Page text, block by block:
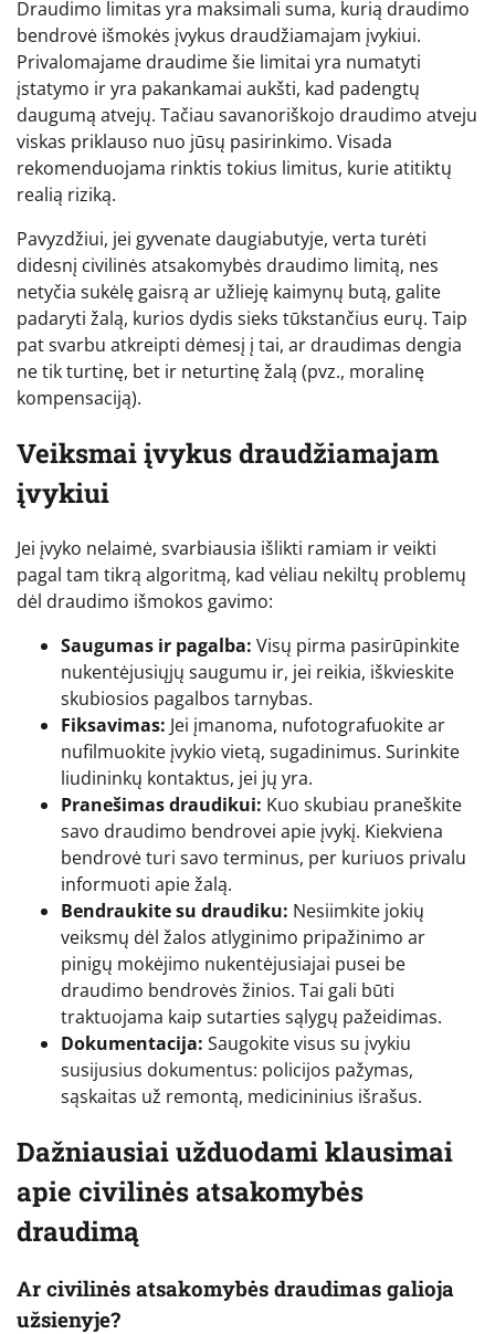
Draudimo limitas yra maksimali suma, kurią draudimo
bendrovė išmokės įvykus draudžiamajam įvykiui.
Privalomajame draudime šie limitai yra numatyti
įstatymo ir yra pakankamai aukšti, kad padengtų
daugumą atvejų. Tačiau savanoriškojo draudimo atveju
viskas priklauso nuo jūsų pasirinkimo. Visada
rekomenduojama rinktis tokius limitus, kurie atitiktų
realią riziką.
Pavyzdžiui, jei gyvenate daugiabutyje, verta turėti
didesnį civilinės atsakomybės draudimo limitą, nes
netyčia sukėlę gaisrą ar užlieję kaimynų butą, galite
padaryti žalą, kurios dydis sieks tūkstančius eurų. Taip
pat svarbu atkreipti dėmesį į tai, ar draudimas dengia
ne tik turtinę, bet ir neturtinę žalą (pvz., moralinę
kompensaciją).
Veiksmai įvykus draudžiamajam
įvykiui
Jei įvyko nelaimė, svarbiausia išlikti ramiam ir veikti
pagal tam tikrą algoritmą, kad vėliau nekiltų problemų
dėl draudimo išmokos gavimo:
Saugumas ir pagalba: Visų pirma pasirūpinkite
nukentėjusiųjų saugumu ir, jei reikia, iškvieskite
skubiosios pagalbos tarnybas.
Fiksavimas: Jei įmanoma, nufotografuokite ar
nufilmuokite įvykio vietą, sugadinimus. Surinkite
liudininkų kontaktus, jei jų yra.
Pranešimas draudikui: Kuo skubiau praneškite
savo draudimo bendrovei apie įvykį. Kiekviena
bendrovė turi savo terminus, per kuriuos privalu
informuoti apie žalą.
Bendraukite su draudiku: Nesiimkite jokių
veiksmų dėl žalos atlyginimo pripažinimo ar
pinigų mokėjimo nukentėjusiajai pusei be
draudimo bendrovės žinios. Tai gali būti
traktuojama kaip sutarties sąlygų pažeidimas.
Dokumentacija: Saugokite visus su įvykiu
susijusius dokumentus: policijos pažymas,
sąskaitas už remontą, medicininius išrašus.
Dažniausiai užduodami klausimai
apie civilinės atsakomybės
draudimą
Ar civilinės atsakomybės draudimas galioja
užsienyje?